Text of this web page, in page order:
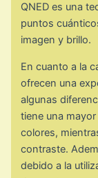
QNED es una
puntos
imagen y brillo.
En cuanto a la
ofrecen una
algunas
tiene una
colores,
contraste.
debido a la